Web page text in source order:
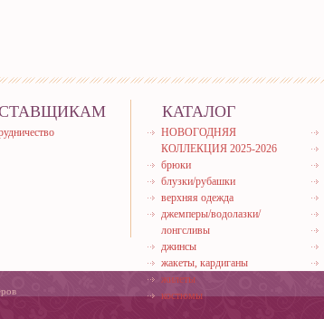
КАТАЛОГ
НОВОГОДНЯЯ
КОЛЛЕКЦИЯ 2025-2026
брюки
блузки/рубашки
верхняя одежда
джемперы/водолазки/
лонгсливы
джинсы
жакеты, кардиганы
жилеты
костюмы